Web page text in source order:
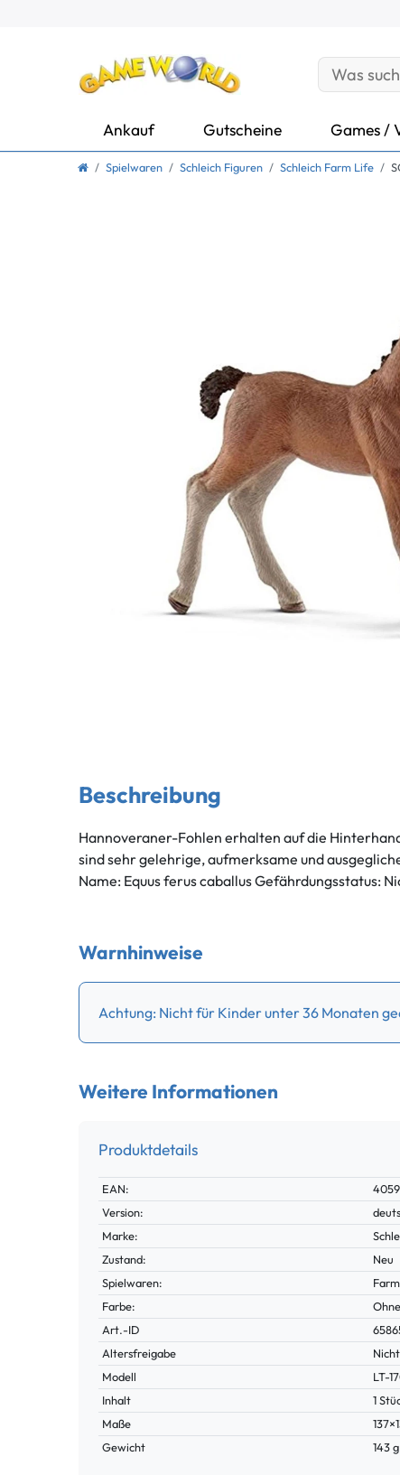
Ankauf Gutscheine Games /
Spielwaren Schleich Figuren Schleich Farm Life
Beschreibung
Hannoveraner-Fohlen erhalten auf die
sind sehr gelehrige, aufmerksame und
Name: Equus ferus caballus Gefährdungsstatus:
Warnhinweise
Achtung: Nicht für Kinder unter 36 Monaten
Weitere Informationen
Produktdetails
Technisches
Merkmal
Wert
EAN:
Version:
Marke:
Zustand:
Neu
Spielwaren:
Farbe:
Ohne
Technisches
Merkmal
Wert
Art.-ID
Altersfreigabe
Modell
LT-
Inhalt
1
Maße
Gewicht
143 g